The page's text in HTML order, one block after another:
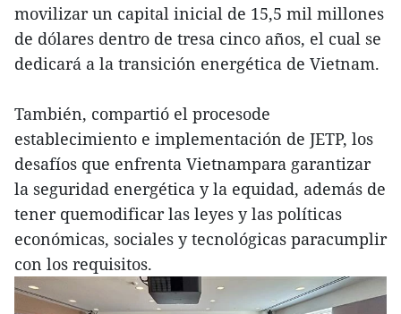
movilizar un capital inicial de 15,5 mil millones
de dólares dentro de tresa cinco años, el cual se
dedicará a la transición energética de Vietnam.
También, compartió el procesode
establecimiento e implementación de JETP, los
desafíos que enfrenta Vietnampara garantizar
la seguridad energética y la equidad, además de
tener quemodificar las leyes y las políticas
económicas, sociales y tecnológicas paracumplir
con los requisitos.